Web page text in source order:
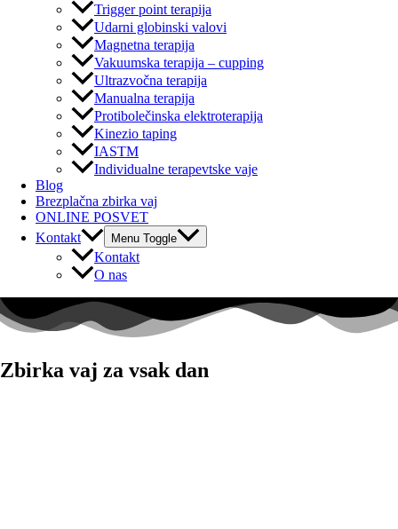
Trigger point terapija
Udarni globinski valovi
Magnetna terapija
Vakuumska terapija – cupping
Ultrazvočna terapija
Manualna terapija
Protibolečinska elektroterapija
Kinezio taping
IASTM
Individualne terapevtske vaje
Blog
Brezplačna zbirka vaj
ONLINE POSVET
Kontakt
Menu Toggle
Kontakt
O nas
Zbirka vaj za vsak dan